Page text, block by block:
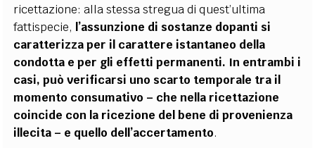
ricettazione: alla stessa stregua di quest’ultima
fattispecie, l’assunzione di sostanze dopanti si
caratterizza per il carattere istantaneo della
condotta e per gli effetti permanenti. In entrambi i
casi, può verificarsi uno scarto temporale tra il
momento consumativo – che nella ricettazione
coincide con la ricezione del bene di provenienza
illecita – e quello dell’accertamento.